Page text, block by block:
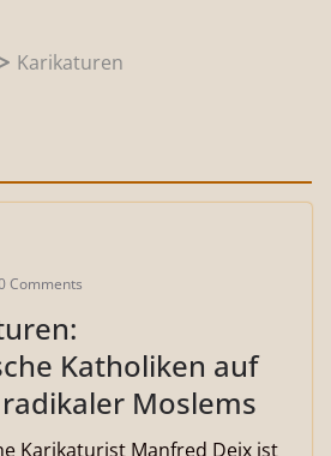
Karikaturen
Comments
Katholiken auf
Moslems
Karikaturist Manfred Deix ist